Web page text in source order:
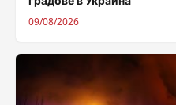
09/08/2026